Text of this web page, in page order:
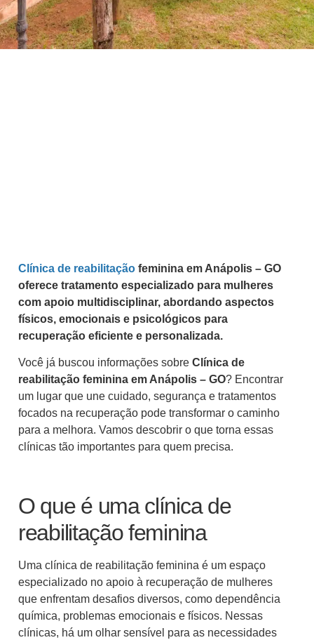
Clínica de reabilitação feminina em Anápolis – GO
oferece tratamento especializado para mulheres
com apoio multidisciplinar, abordando aspectos
físicos, emocionais e psicológicos para
recuperação eficiente e personalizada.
Você já buscou informações sobre Clínica de
reabilitação feminina em Anápolis – GO? Encontrar
um lugar que une cuidado, segurança e tratamentos
focados na recuperação pode transformar o caminho
para a melhora. Vamos descobrir o que torna essas
clínicas tão importantes para quem precisa.
O que é uma clínica de
reabilitação feminina
Uma clínica de reabilitação feminina é um espaço
especializado no apoio à recuperação de mulheres
que enfrentam desafios diversos, como dependência
química, problemas emocionais e físicos. Nessas
clínicas, há um olhar sensível para as necessidades